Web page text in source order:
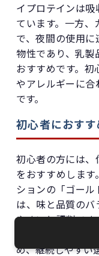
イプロテインは吸
ています。一方
で、夜間の使用に
物性であり、乳製
おすすめです。初
やアレルギーに合
です。
初心者におす
初心者の方には、
をおすすめします
ションの「ゴー
は、味と品質のバ
やすいと評判です
フォーマンスが
め、継続しやすい